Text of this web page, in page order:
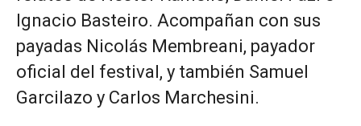
Ignacio Basteiro. Acompañan con sus
payadas Nicolás Membreani, payador
oficial del festival, y también Samuel
Garcilazo y Carlos Marchesini.